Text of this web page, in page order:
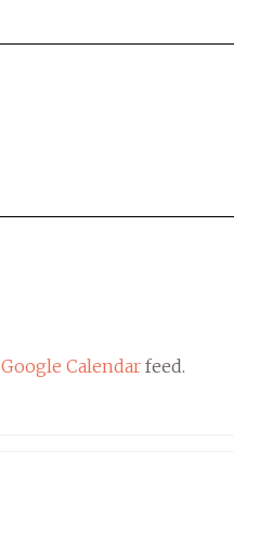
Google Calendar feed.